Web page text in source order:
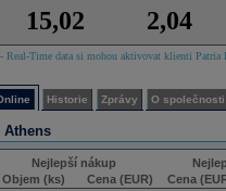
15,02 2,04
- Real-Time data si mohou aktivovat klienti
Historie Zprávy O společnosti
Athens
Nejlepší nákup
Objem (ks)
Cena (EUR)
Cena